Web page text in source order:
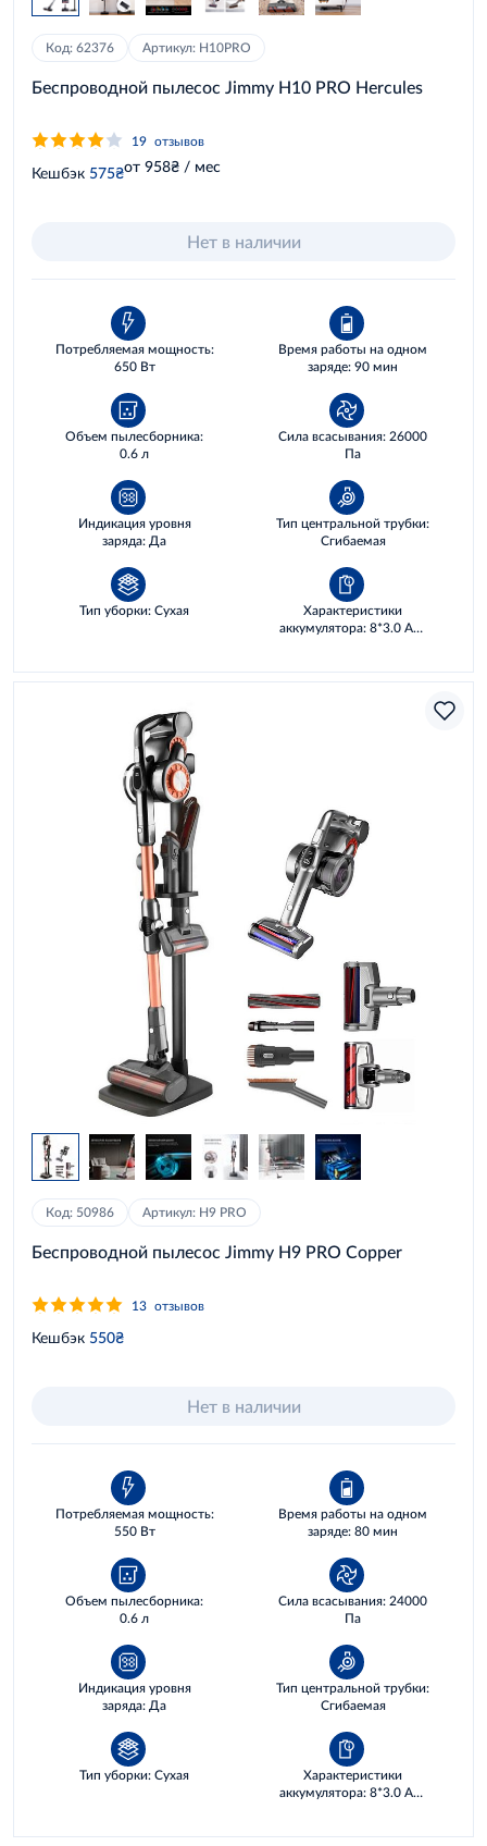
Код: 62376 Артикул: H10PRO
Беспроводной пылесос Jimmy H10 PRO Hercules
19 отзывов
Кешбэк 575₴от 958₴ / мес
Нет в наличии
Потребляемая мощность:
650 Вт
Время работы на одном
заряде: 90 мин
Объем пылесборника:
0.6 л
Сила всасывания: 26000
Па
Индикация уровня
заряда: Да
Тип центральной трубки:
Сгибаемая
Тип уборки: Сухая
Характеристики
аккумулятора: 8*3.0 AH,
Код: 50986 Артикул: H9 PRO
Беспроводной пылесос Jimmy H9 PRO Copper
13 отзывов
Кешбэк 550₴
Нет в наличии
Потребляемая мощность:
550 Вт
Время работы на одном
заряде: 80 мин
Объем пылесборника:
0.6 л
Сила всасывания: 24000
Па
Индикация уровня
заряда: Да
Тип центральной трубки:
Сгибаемая
Тип уборки: Сухая
Характеристики
аккумулятора: 8*3.0 AH,